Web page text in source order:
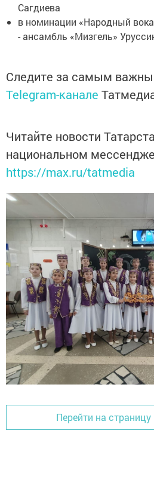
Сагдиева
в номинации «Народный
- ансамбль «Мизгель»
Следите за самым
Telegram-канале
Читайте новости
национальном
https://max.ru/tatmedia
Перейти на страницу